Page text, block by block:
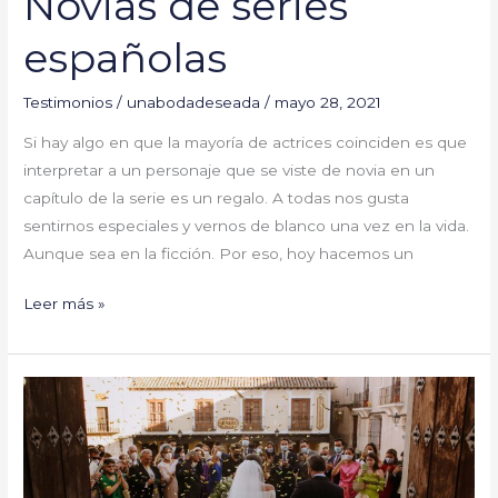
españolas
Testimonios / unabodadeseada/ mayo 28, 2021
Si hay algo en que la mayoría de actrices coinciden es que
interpretar a un personaje que se viste de novia en un
capítulo de la serie es un regalo. A todas nos gusta
sentirnos especiales y vernos de blanco una vez en la vida.
Aunque sea en la ficción. Por eso, hoy hacemos un
Leer más »
Reflexión
sobre
este